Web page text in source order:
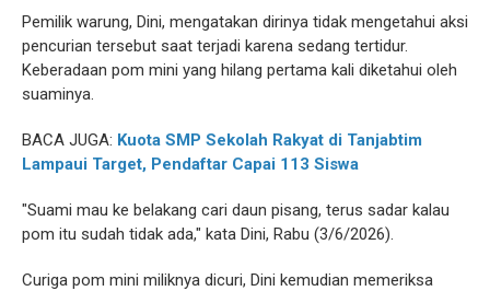
Pemilik warung, Dini, mengatakan dirinya tidak mengetahui aksi
pencurian tersebut saat terjadi karena sedang tertidur.
Keberadaan pom mini yang hilang pertama kali diketahui oleh
suaminya.
BACA JUGA: Kuota SMP Sekolah Rakyat di Tanjabtim
Lampaui Target, Pendaftar Capai 113 Siswa
"Suami mau ke belakang cari daun pisang, terus sadar kalau
pom itu sudah tidak ada," kata Dini, Rabu (3/6/2026).
Curiga pom mini miliknya dicuri, Dini kemudian memeriksa